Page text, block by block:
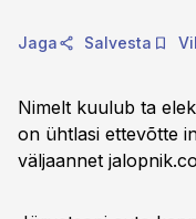
Jaga Salvesta
Nimelt kuulub ta
on ühtlasi ettevõtte
väljaannet